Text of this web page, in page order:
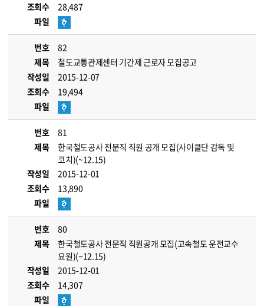
조회수
28,487
파일
번호
82
제목
철도교통관제센터 기간제 근로자 모집공고
작성일
2015-12-07
조회수
19,494
파일
번호
81
제목
한국철도공사 전문직 직원 공개 모집(사이클단 감독 및
코치)(~12.15)
작성일
2015-12-01
조회수
13,890
파일
번호
80
제목
한국철도공사 전문직 직원공개 모집(고속철도 운전교수
요원)(~12.15)
작성일
2015-12-01
조회수
14,307
파일